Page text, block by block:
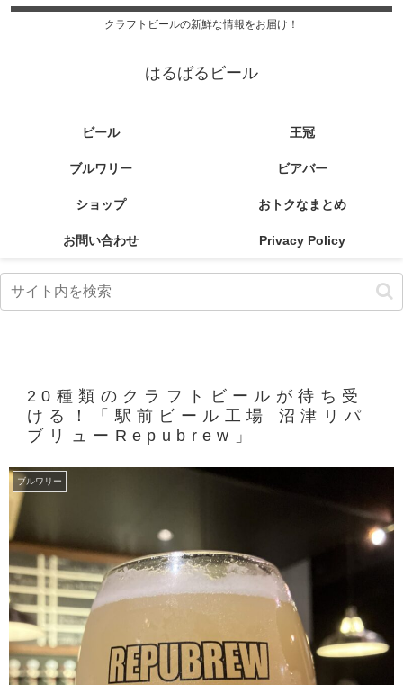
クラフトビールの新鮮な情報をお届け！
はるばるビール
ビール 王冠
ブルワリー ビアバー
ショップ おトクなまとめ
お問い合わせ Privacy Policy
20種類のクラフトビールが待ち受
ける！「駅前ビール工場 沼津リパ
ブリューRepubrew」
ブルワリー